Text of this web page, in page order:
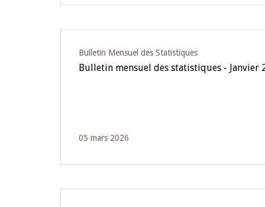
Bulletin Mensuel des Statistiques
Bulletin mensuel des statistiques - Janvier
05 mars 2026